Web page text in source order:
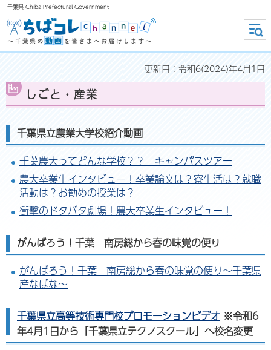
千葉県 Chiba Prefectural Government
ちばコレchannel ～千葉県の動画
を皆さまへお届けします～
メニ
ュー
更新日：令和6(2024)年4月1日
しごと・産業
千葉県立農業大学校紹介動画
千葉農大ってどんな学校？？ キャンパスツアー
農大卒業生インタビュー！卒業論文は？寮生活は？就職
活動は？お勧めの授業は？
衝撃のドタバタ劇場！農大卒業生インタビュー！
がんばろう！千葉 南房総から春の味覚の便り
がんばろう！千葉 南房総から春の味覚の便り～千葉県
産なばな～
千葉県立高等技術専門校プロモーションビデオ ※令和6
年4月1日から「千葉県立テクノスクール」へ校名変更